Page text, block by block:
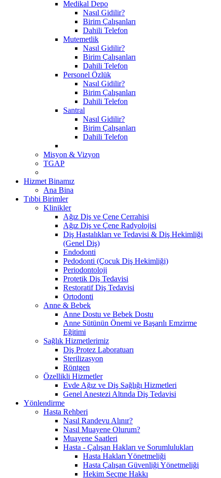
Medikal Depo
Nasıl Gidilir?
Birim Çalışanları
Dahili Telefon
Mutemetlik
Nasıl Gidilir?
Birim Çalışanları
Dahili Telefon
Personel Özlük
Nasıl Gidilir?
Birim Çalışanları
Dahili Telefon
Santral
Nasıl Gidilir?
Birim Çalışanları
Dahili Telefon
Misyon & Vizyon
TGAP
Hizmet Binamız
Ana Bina
Tıbbi Birimler
Klinikler
Ağız Diş ve Çene Cerrahisi
Ağız Diş ve Çene Radyolojisi
Diş Hastalıkları ve Tedavisi & Diş Hekimliği
(Genel Diş)
Endodonti
Pedodonti (Çocuk Diş Hekimliği)
Periodontoloji
Protetik Diş Tedavisi
Restoratif Diş Tedavisi
Ortodonti
Anne & Bebek
Anne Dostu ve Bebek Dostu
Anne Sütünün Önemi ve Başarılı Emzirme
Eğitimi
Sağlık Hizmetlerimiz
Diş Protez Laboratuarı
Sterilizasyon
Röntgen
Özellikli Hizmetler
Evde Ağız ve Diş Sağlığı Hizmetleri
Genel Anestezi Altında Diş Tedavisi
Yönlendirme
Hasta Rehberi
Nasıl Randevu Alınır?
Nasıl Muayene Olurum?
Muayene Saatleri
Hasta - Çalışan Hakları ve Sorumlulukları
Hasta Hakları Yönetmeliği
Hasta Çalışan Güvenliği Yönetmeliği
Hekim Seçme Hakkı